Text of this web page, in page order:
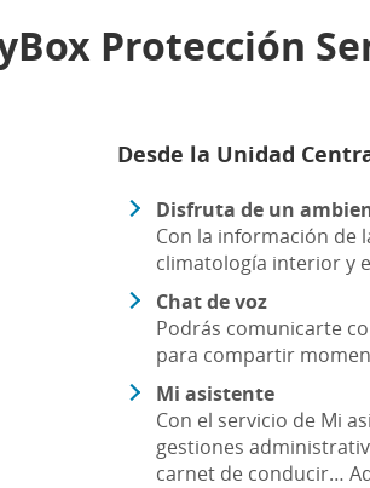
Protección
Desde la Unidad
Disfruta de un
Con la información de
climatología interior y
Chat de voz
Podrás comunicarte
para compartir
Mi asistente
Con el servicio de Mi
gestiones
carnet de conducir…